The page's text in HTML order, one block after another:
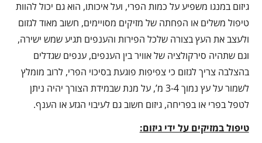
גיזום במנגו משפיע על כמות הפרי, ועל איכותו, הוא גם יכול להוות
טיפול משלים או הפחתה של מזיקים מסויימים, חשוב מאוד לגזום
ולעצב את העץ בצורה שלכל הפירות והענפים תגיע שמש ישירה,
וגם שתהיה סירקולציה של אוויר בין הענפים, ענפים שגדלים
בהצלבה צריך לגזום כי צפיפות פוגעת בסיכוי הפרי, לרוב מומלץ
לשמור על עץ נמוך 3-4 מ’, על מנת שבמידת הצורך יהיה ניתן
לטפל בפרי או בפריחה, גיזום חשוב גם לעיבוי הגזע או הענף.
טיפול במזיקים על ידי גיזום: